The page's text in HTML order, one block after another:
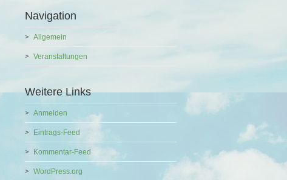
Navigation
Allgemein
Veranstaltungen
Weitere Links
Anmelden
Eintrags-Feed
Kommentar-Feed
WordPress.org